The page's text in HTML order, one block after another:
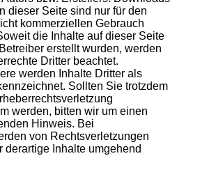
dieser Seite sind nur für den
kommerziellen Gebrauch
die Inhalte auf dieser Seite
erstellt wurden, werden
Dritter beachtet.
werden Inhalte Dritter als
Sollten Sie trotzdem
werden, bitten wir um einen
Hinweis. Bei
von Rechtsverletzungen
derartige Inhalte umgehend